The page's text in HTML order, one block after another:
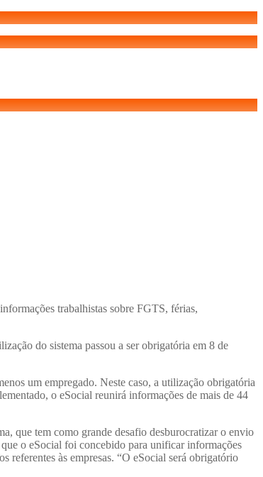
trabalhistas sobre FGTS, férias,
do sistema passou a ser obrigatória em 8 de
um empregado. Neste caso, a utilização obrigatória
o eSocial reunirá informações de mais de 44
que tem como grande desafio desburocratizar o envio
o eSocial foi concebido para unificar informações
referentes às empresas. “O eSocial será obrigatório